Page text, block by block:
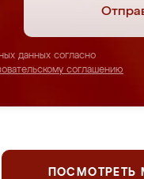
данных согласно
соглашению
ПОСМОТРЕТЬ